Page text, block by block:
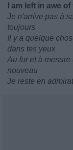
I am left in awe
Je n'arrive pas à
toujours
Il y a quelque
dans tes yeux
Au fur et à
nouveau
Je reste en